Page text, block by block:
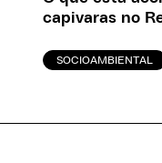
capivaras no
SOCIOAMBIENTAL